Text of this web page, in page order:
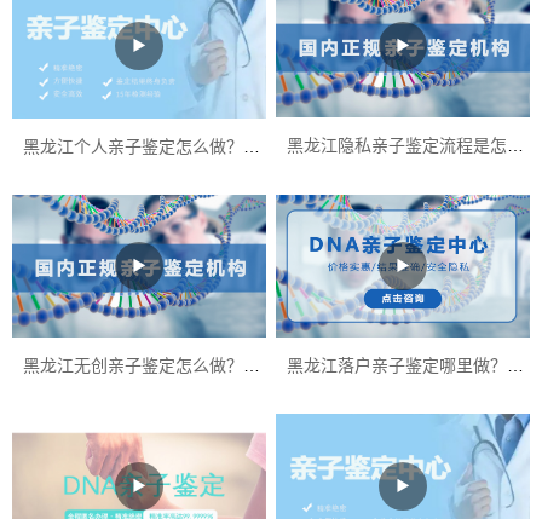
问 湛江市哪里可以做个人隐私亲子鉴定？
问 湛江市怀孕一个月怎么鉴定孩子父亲是谁？
▶ ▶
▶ ▶
▶ ▶